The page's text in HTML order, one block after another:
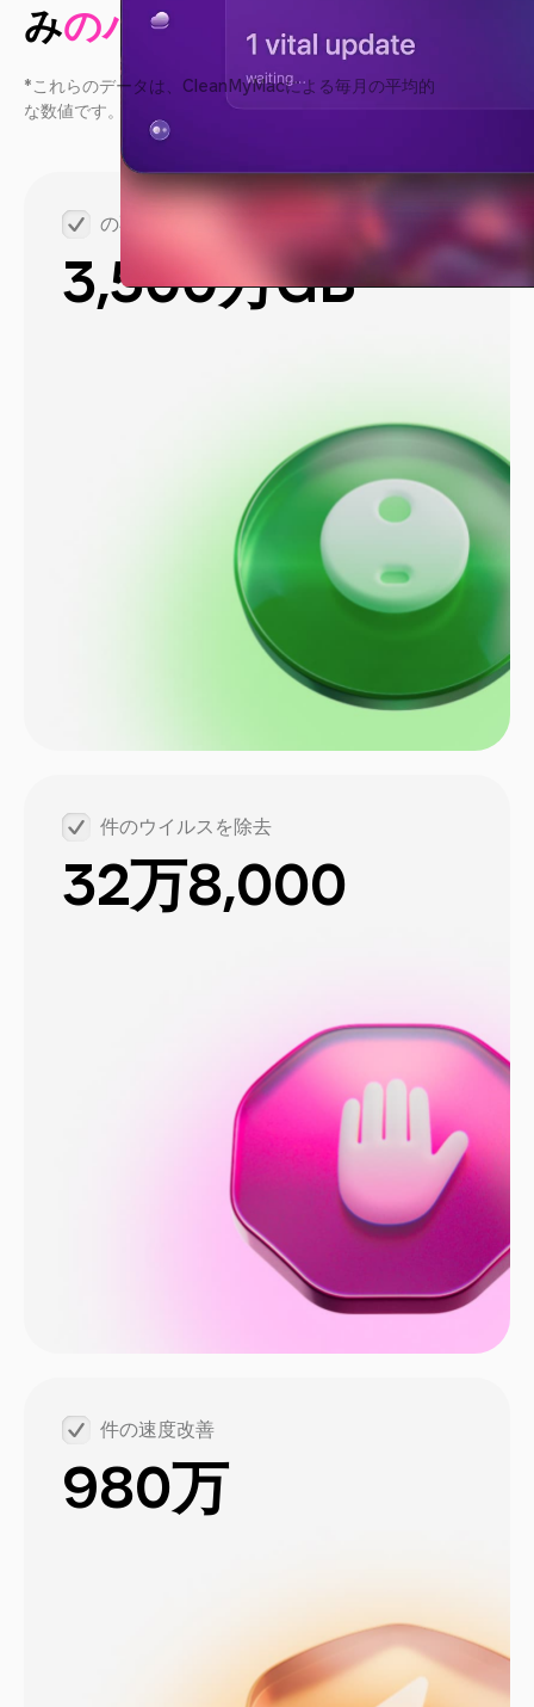
みのパフォーマンス改善
*これらのデータは、CleanMyMacによる毎月の平均的
な数値です。
の不要データを削除
3,500万GB
件のウイルスを除去
32万8,000
件の速度改善
980万